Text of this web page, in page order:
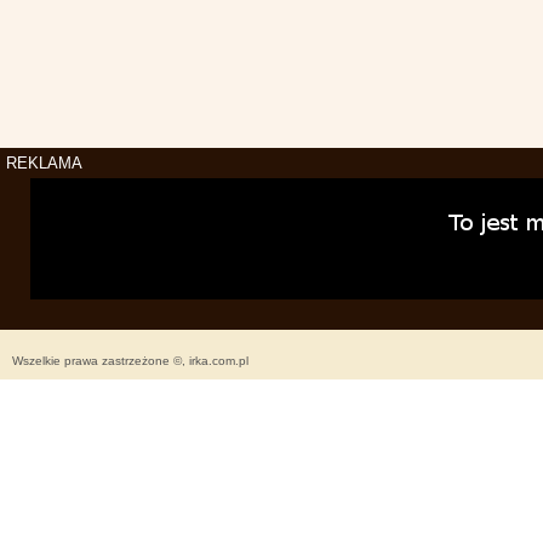
REKLAMA
Wszelkie prawa zastrzeżone ©, irka.com.pl